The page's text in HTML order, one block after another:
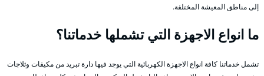
إلى مناطق المعيشة المختلفة.
ما انواع الاجهزة التي تشملها خدماتنا؟
تشمل خدماتنا كافة انواع الاجهزة الكهربائية التي يوجد فيها دارة تبريد من مكيفات وثلاجات